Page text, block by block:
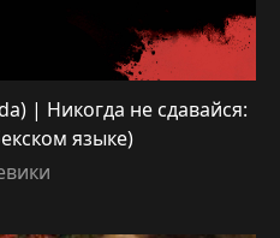
| Никогда не сдавайся:
языке)